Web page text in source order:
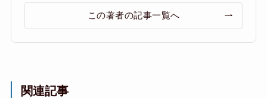
この著者の記事一覧へ
関連記事